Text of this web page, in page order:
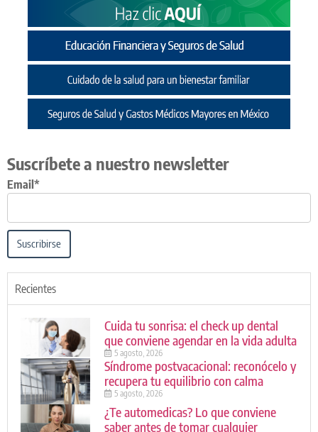
Suscríbete a nuestro newsletter
Email*
Suscribirse
Recientes
Cuida tu sonrisa: el check up dental
que conviene agendar en la vida adulta
5 agosto, 2026
Síndrome postvacacional: reconócelo y
recupera tu equilibrio con calma
5 agosto, 2026
¿Te automedicas? Lo que conviene
saber antes de tomar cualquier